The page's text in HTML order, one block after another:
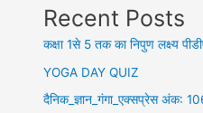
Recent Posts
कक्षा 1से 5 तक का निपुण लक्ष्य
YOGA DAY QUIZ
दैनिक_ज्ञान_गंगा_एक्सप्रेस अंक: